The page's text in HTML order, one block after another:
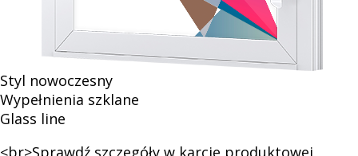
drzwiowych
Styl nowoczesny
Wypełnienia szklane
Glass line